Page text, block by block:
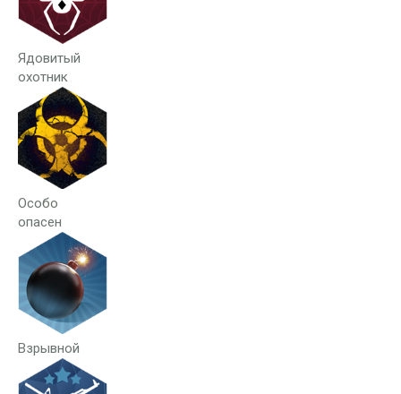
Ядовитый
охотник
Особо
опасен
Взрывной